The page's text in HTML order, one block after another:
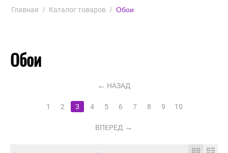
Главная / Каталог товаров / Обои
Обои
НАЗАД
1 2 3 4 5 6 7 8 9 10
ВПЕРЕД